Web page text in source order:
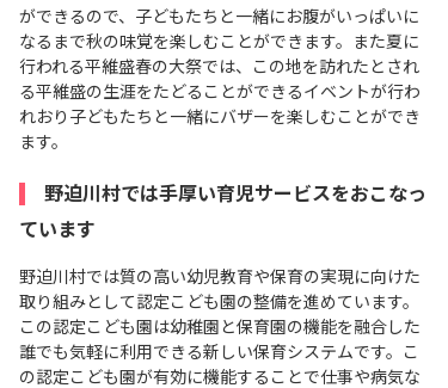
ができるので、子どもたちと一緒にお腹がいっぱいに
なるまで秋の味覚を楽しむことができます。また夏に
行われる平維盛春の大祭では、この地を訪れたとされ
る平維盛の生涯をたどることができるイベントが行わ
れおり子どもたちと一緒にバザーを楽しむことができ
ます。
野迫川村では手厚い育児サービスをおこなっ
ています
野迫川村では質の高い幼児教育や保育の実現に向けた
取り組みとして認定こども園の整備を進めています。
この認定こども園は幼稚園と保育園の機能を融合した
誰でも気軽に利用できる新しい保育システムです。こ
の認定こども園が有効に機能することで仕事や病気な